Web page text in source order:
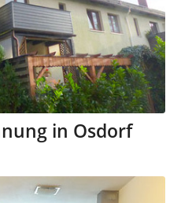
in Osdorf